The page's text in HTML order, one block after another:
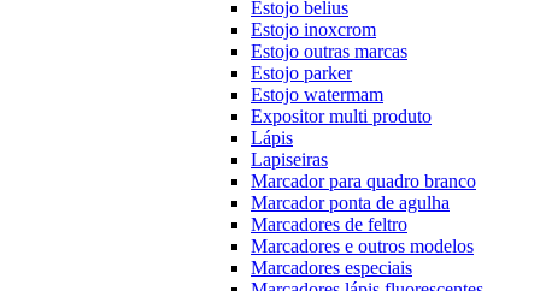
Estojo belius
Estojo inoxcrom
Estojo outras marcas
Estojo parker
Estojo watermam
Expositor multi produto
Lápis
Lapiseiras
Marcador para quadro branco
Marcador ponta de agulha
Marcadores de feltro
Marcadores e outros modelos
Marcadores especiais